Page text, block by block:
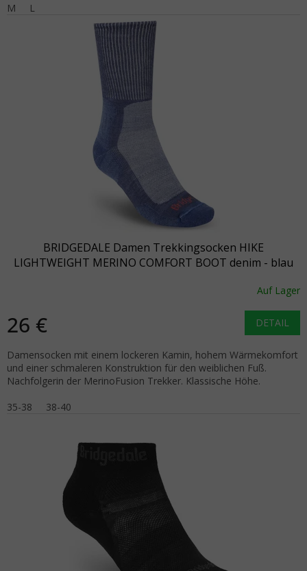
M
L
BRIDGEDALE Damen Trekkingsocken HIKE
LIGHTWEIGHT MERINO COMFORT BOOT denim - blau
Auf Lager
26 € DETAIL
Damensocken mit einem lockeren Kamin, hohem Wärmekomfort
und einer schmaleren Konstruktion für den weiblichen Fuß.
Nachfolgerin der MerinoFusion Trekker. Klassische Höhe.
35-38
38-40